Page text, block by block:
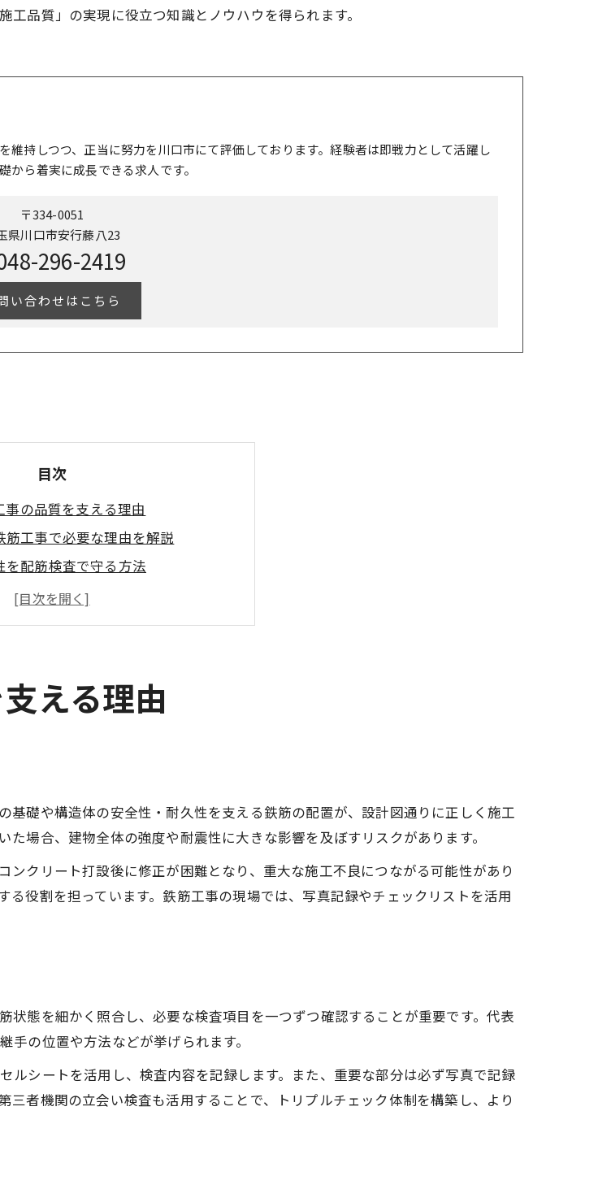
品質」の実現に役立つ知識とノウハウを得られます。
維持しつつ、正当に努力を川口市にて評価しております。経験者は即戦力として活躍し
ら着実に成長できる求人です。
〒334-0051
県川口市安行藤八23
296-2419
い合わせはこちら
目次
の品質を支える理由
筋工事で必要な理由を解説
を配筋検査で守る方法
久性に配筋検査が不可欠な理由
質管理で果たす役割とは
さえる配筋検査の基本
ける配筋検査の基本手順とは
配筋を正しくチェックする方法
配筋検査チェックリスト活用術
筋検査の注意点を押さえるコツ
る配筋検査のポイント集
質を保つ配筋検査の重要ポイント
落としやすい鉄筋工事の注意点
を配筋検査で実現する方法
合性を配筋検査で徹底確認
準を配筋検査で守る実践法
計図通りかチェックする着眼点
配筋検査チェックリスト活用術
える理由
礎や構造体の安全性・耐久性を支える鉄筋の配置が、設計図通りに正しく施工
場合、建物全体の強度や耐震性に大きな影響を及ぼすリスクがあります。
クリート打設後に修正が困難となり、重大な施工不良につながる可能性があり
役割を担っています。鉄筋工事の現場では、写真記録やチェックリストを活用
態を細かく照合し、必要な検査項目を一つずつ確認することが重要です。代表
の位置や方法などが挙げられます。
シートを活用し、検査内容を記録します。また、重要な部分は必ず写真で記録
者機関の立会い検査も活用することで、トリプルチェック体制を構築し、より